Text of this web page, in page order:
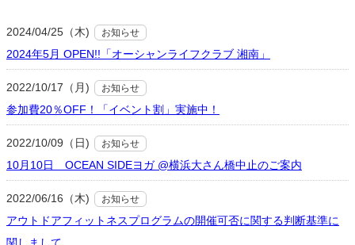
2024/04/25（木) お知らせ
2024年5月 OPEN!!「オーシャンライフクラブ 湘南」
2022/10/17（月) お知らせ
参加費20％OFF！「イベント割」実施中！
2022/10/09（日) お知らせ
10月10日 OCEAN SIDEヨガ @横浜大さん橋中止のご案内
2022/06/16（木) お知らせ
アウトドアフィットネスプログラムの開催可否に関する判断基準に